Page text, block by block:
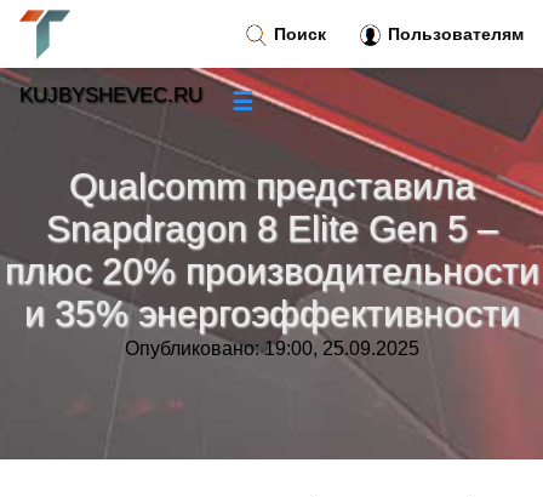
Qualcomm представила
Snapdragon 8 Elite Gen 5 –
плюс 20% производительности
и 35% энергоэффективности
Опубликовано: 19:00, 25.09.2025
Поиск Пользователям
KUJBYSHEVEC.RU ☰
Новости
Тренды новостей»
Рубрики»
»